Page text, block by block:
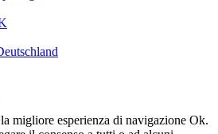
migliore esperienza di navigazione Ok.